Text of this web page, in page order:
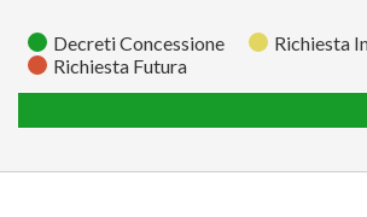
Decreti Concessione
Richiesta
Richiesta Futura
Stato
In